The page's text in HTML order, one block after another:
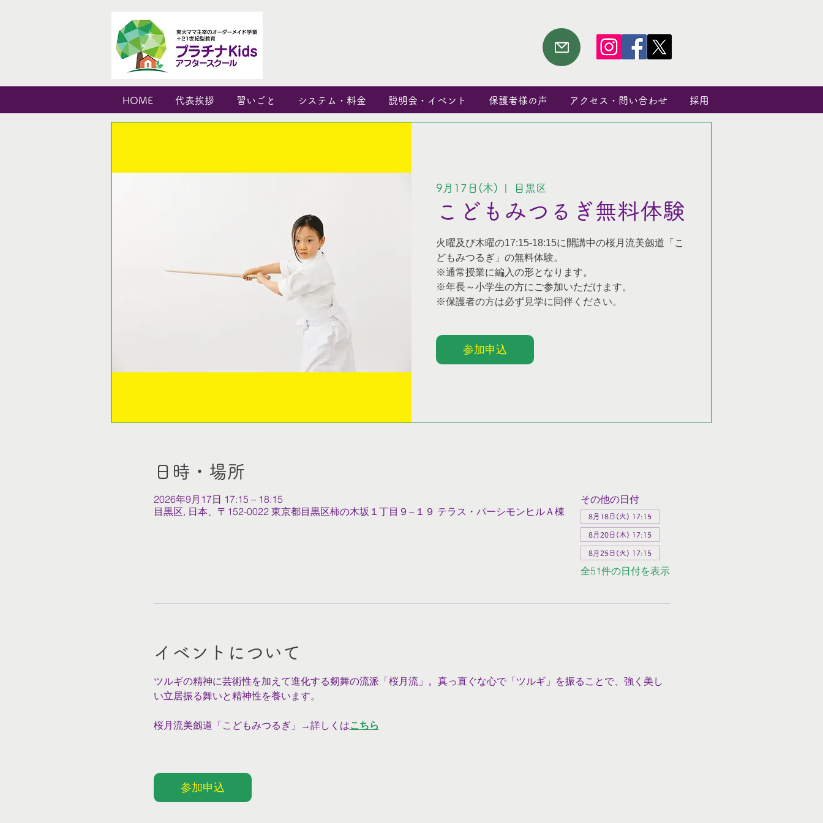
HOME 代表挨拶 習いごと システム・料金 説明会・イベント 保護者様の声 アクセス・問い合わせ 採用
9月17日(木) 目黒区
こどもみつるぎ無料体験
火曜及び木曜の17:15-18:15に開講中の桜月流美劔道「こ
どもみつるぎ」の無料体験。
※通常授業に編入の形となります。
※年長～小学生の方にご参加いただけます。
※保護者の方は必ず見学に同伴ください。
参加申込
日時・場所
2026年9月17日 17:15 – 18:15
目黒区, 日本、〒152-0022 東京都目黒区柿の木坂１丁目９−１９ テラス・パーシモンヒルＡ棟
その他の日付
8月18日(火) 17:15
8月20日(木) 17:15
8月25日(火) 17:15
全51件の日付を表示
イベントについて
ツルギの精神に芸術性を加えて進化する剱舞の流派「桜月流」。真っ直ぐな心で「ツルギ」を振ることで、強く美し
い立居振る舞いと精神性を養います。
桜月流美劔道「こどもみつるぎ」→詳しくはこちら
参加申込